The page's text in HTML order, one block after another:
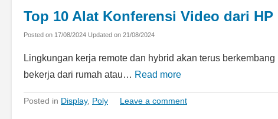
Top 10 Alat Konferensi Video dari HP
Posted on 17/08/2024 Updated on 21/08/2024
Lingkungan kerja remote dan hybrid akan terus
bekerja dari rumah atau… Read more
Posted in Display, Poly Leave a comment